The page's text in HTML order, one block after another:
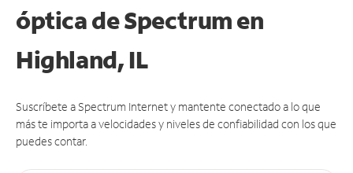
óptica de Spectrum en
Highland, IL
Suscríbete a Spectrum Internet y mantente conectado a lo que
más te importa a velocidades y niveles de confiabilidad con los que
puedes contar.